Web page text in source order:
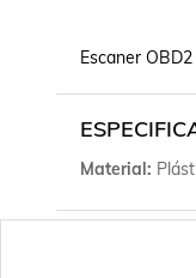
Escaner
Material